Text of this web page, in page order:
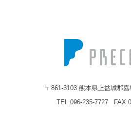
〒861-3103 熊本県上益城郡
TEL:096-235-7727